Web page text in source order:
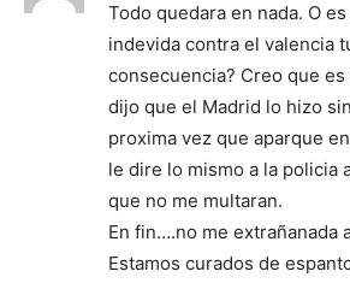
Todo quedara en nada. O
indevida contra el valencia
consecuencia? Creo que
dijo que el Madrid lo hizo
proxima vez que aparque
le dire lo mismo a la policia
que no me multaran.
En fin….no me extrañanada
Estamos curados de